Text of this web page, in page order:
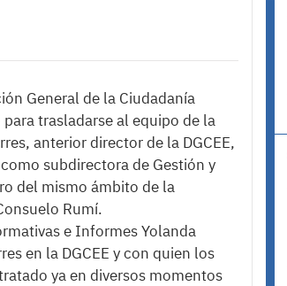
General de la Ciudadanía
para trasladarse al equipo de la
anterior director de la DGCEE,
subdirectora de Gestión y
del mismo ámbito de la
Rumí.
e Informes Yolanda
en la DGCEE y con quien los
ya en diversos momentos